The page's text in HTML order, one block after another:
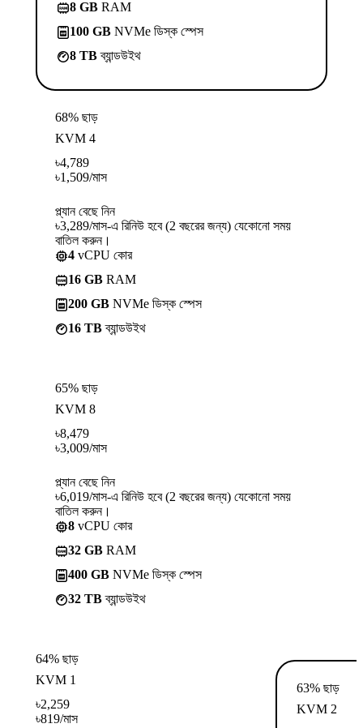
8 GB RAM
100 GB NVMe ডিস্ক স্পেস
8 TBব্যান্ডউইথ
68% ছাড়
KVM 4
৳4,789
৳1,509/মাস
প্ল্যান বেছে নিন
৳3,289/মাস-এ রিনিউ হবে (2 বছরের জন্য) যেকোনো সময়
বাতিল করুন।
4 vCPU কোর
16 GB RAM
200 GB NVMe ডিস্ক স্পেস
16 TBব্যান্ডউইথ
65% ছাড়
KVM 8
৳8,479
৳3,009/মাস
প্ল্যান বেছে নিন
৳6,019/মাস-এ রিনিউ হবে (2 বছরের জন্য) যেকোনো সময়
বাতিল করুন।
8 vCPU কোর
32 GB RAM
400 GB NVMe ডিস্ক স্পেস
32 TBব্যান্ডউইথ
64% ছাড়
KVM 1
৳2,259
৳819/মাস
63% ছাড়
KVM 2